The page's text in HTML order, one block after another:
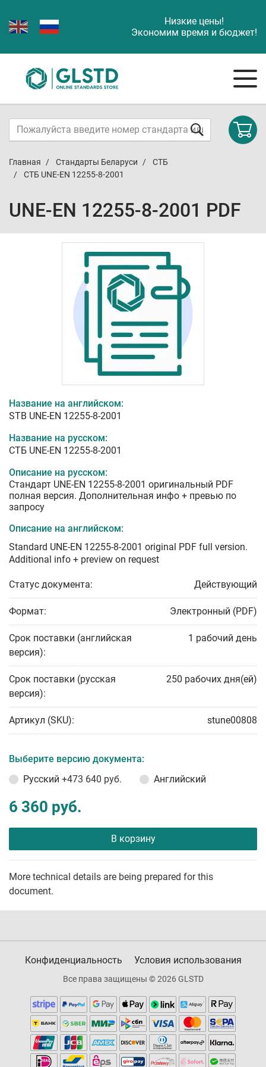
Низкие цены!
Экономим время и бюджет!
Главная Стандарты Беларуси
СТБ
СТБ UNE-EN 12255-8-2001
UNE-EN 12255-8-2001 PDF
Название на английском:
STB UNE-EN 12255-8-2001
Название на русском:
СТБ UNE-EN 12255-8-2001
Описание на русском:
Стандарт UNE-EN 12255-8-2001 оригинальный PDF
полная версия. Дополнительная инфо + превью по
запросу
Описание на английском:
Standard UNE-EN 12255-8-2001 original PDF full version.
Additional info + preview on request
Статус документа: Действующий
Формат: Электронный (PDF)
Срок поставки (английская
версия):
1 рабочий день
Срок поставки (русская
версия):
250 рабочих дня(ей)
Артикул (SKU): stune00808
Выберите версию документа:
Русский +473 640 руб. Английский
6 360 руб.
В корзину
More technical details are being prepared for this
document.
Конфиденциальность Условия использования
Все права защищены © 2026 GLSTD